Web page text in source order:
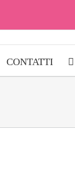
CONTATTI